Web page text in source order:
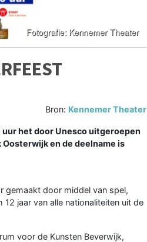
Bron: Kennemer Theater
uur het door Unesco uitgeroepen
en de deelname is
gemaakt door middel van spel,
jaar van alle nationaliteiten uit de
voor de Kunsten Beverwijk,